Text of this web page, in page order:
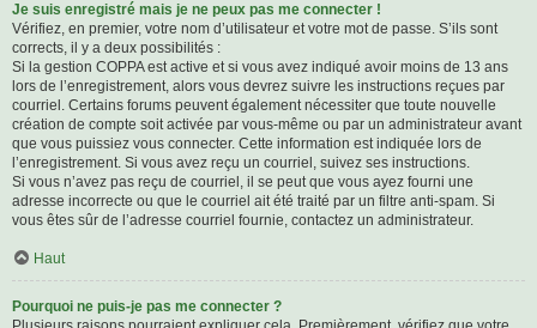
Je suis enregistré mais je ne peux pas me connecter !
Vérifiez, en premier, votre nom d’utilisateur et votre mot de passe. S’ils sont
corrects, il y a deux possibilités :
Si la gestion COPPA est active et si vous avez indiqué avoir moins de 13 ans
lors de l’enregistrement, alors vous devrez suivre les instructions reçues par
courriel. Certains forums peuvent également nécessiter que toute nouvelle
création de compte soit activée par vous-même ou par un administrateur avant
que vous puissiez vous connecter. Cette information est indiquée lors de
l’enregistrement. Si vous avez reçu un courriel, suivez ses instructions.
Si vous n’avez pas reçu de courriel, il se peut que vous ayez fourni une
adresse incorrecte ou que le courriel ait été traité par un filtre anti-spam. Si
vous êtes sûr de l’adresse courriel fournie, contactez un administrateur.
Haut
Pourquoi ne puis-je pas me connecter ?